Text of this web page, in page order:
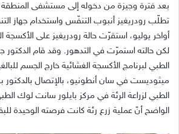
بعد فترة وجيزة من دخوله إلى مستشفى
تطلّب رودريغيز أنبوب التنفّس واستخدام جهاز
أواخر يوليو، استقرّت حالة رودريغيز على الأكسجة
لكن حالته استمرّت في التدهور. وقد قام الدكتور
الطبي لبرنامج الأكسجة الغشائية خارج الجسم
ميثوديست في سان أنطونيو، بالإتصال بالدكتور
الطبي لزراعة الرئة في مركز بايلور سانت لوك
الواضح أنّ عملية زرع رئة كانت فرصته الوحيدة